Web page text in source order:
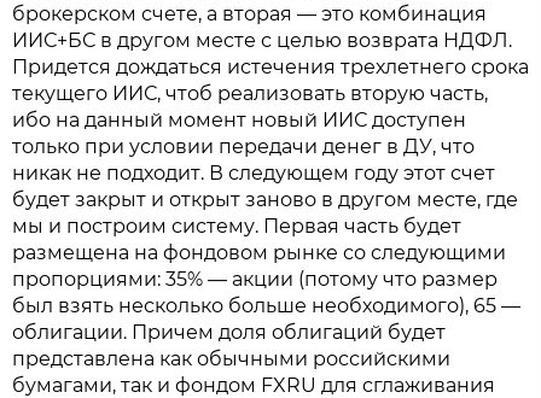
брокерском счете, а вторая — это комбинация
ИИС+БС в другом месте с целью возврата НДФЛ.
Придется дождаться истечения трехлетнего срока
текущего ИИС, чтоб реализовать вторую часть,
ибо на данный момент новый ИИС доступен
только при условии передачи денег в ДУ, что
никак не подходит. В следующем году этот счет
будет закрыт и открыт заново в другом месте, где
мы и построим систему. Первая часть будет
размещена на фондовом рынке со следующими
пропорциями: 35% — акции (потому что размер
был взять несколько больше необходимого), 65 —
облигации. Причем доля облигаций будет
представлена как обычными российскими
бумагами, так и фондом FXRU для сглаживания